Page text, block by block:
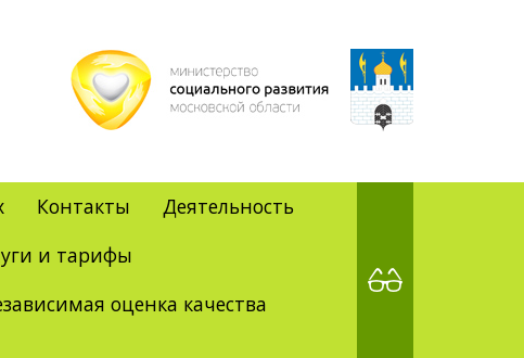
Контакты
Деятельность
и тарифы
оценка качества